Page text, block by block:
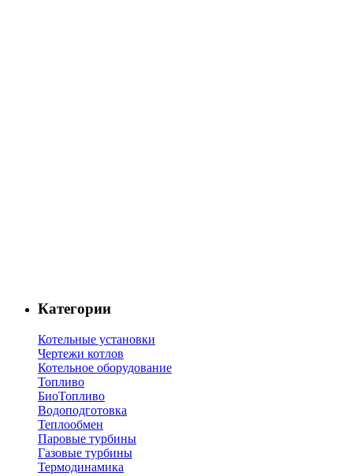
Категории
Котельные установки
Чертежи котлов
Котельное оборудование
Топливо
БиоТопливо
Водоподготовка
Теплообмен
Паровые турбины
Газовые турбины
Термодинамика